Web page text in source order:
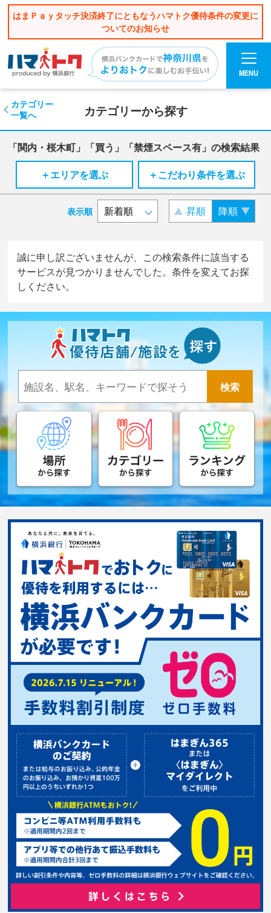
はまＰａｙタッチ決済終了にともなうハマトク優待条件の変更に
ついてのお知らせ
MENU
カテゴリーから探す
カテゴリー
一覧へ
「関内・桜木町」「買う」「禁煙スペース有」の検索結果
＋エリアを選ぶ
＋こだわり条件を選ぶ
表示順 昇順 降順
誠に申し訳ございませんが、この検索条件に該当する
サービスが見つかりませんでした。条件を変えてお探
しください。